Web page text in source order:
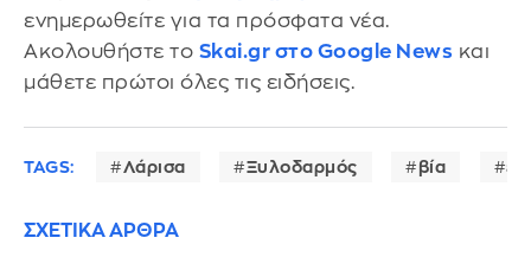
ενημερωθείτε για τα πρόσφατα νέα.
Ακολουθήστε το Skai.gr στο Google News και
μάθετε πρώτοι όλες τις ειδήσεις.
TAGS: Λάρισα Ξυλοδαρμός βία
ΣΧΕΤΙΚΑ ΑΡΘΡΑ